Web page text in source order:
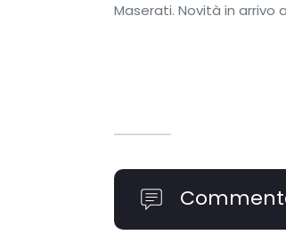
Maserati. Novità in arrivo